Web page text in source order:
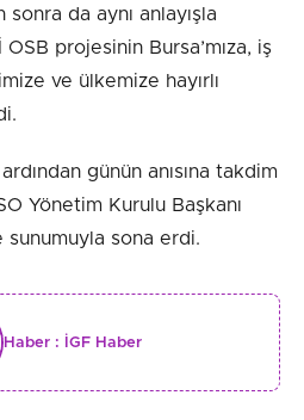
da aynı anlayışla
projesinin Bursa’mıza, iş
ve ülkemize hayırlı
günün anısına takdim
Yönetim Kurulu Başkanı
sunumuyla sona erdi.
Haber : İGF Haber